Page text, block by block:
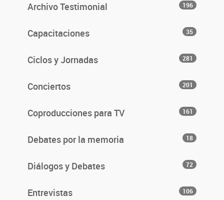
Archivo Testimonial 196
Capacitaciones 35
Ciclos y Jornadas 281
Conciertos 201
Coproducciones para TV 161
Debates por la memoria 18
Diálogos y Debates 72
Entrevistas 106